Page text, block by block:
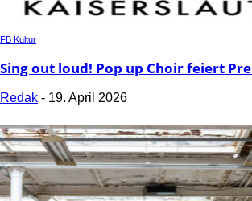
FB Kultur
Sing out loud! Pop up Choir feiert
Redak - 19. April 2026